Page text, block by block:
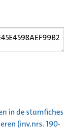
in de stamfiches
(inv.nrs. 190-